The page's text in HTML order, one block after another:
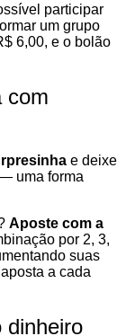
participar
um grupo
6,00, e o bolão
com
e deixe
uma forma
Aposte com a
por 2, 3,
suas
a cada
dinheiro